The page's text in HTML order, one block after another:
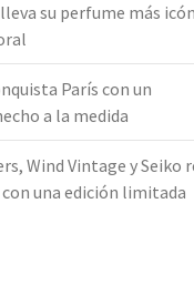
su perfume más
París con un
a la medida
Wind Vintage y Seiko
una edición limitada